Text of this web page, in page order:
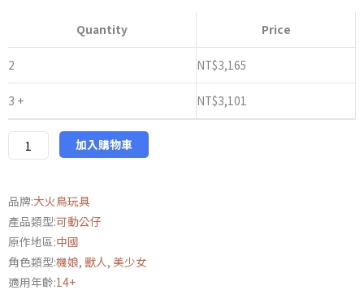
Quantity Price
2 NT$3,165
3 + NT$3,101
玩
具
科
學
娘
日
花.
向
日
葵
加入購物車
品牌:大火鳥玩具
產品類型:可動公仔
原作地區:中國
角色類型:機娘, 獸人, 美少女
適用年齡:14+